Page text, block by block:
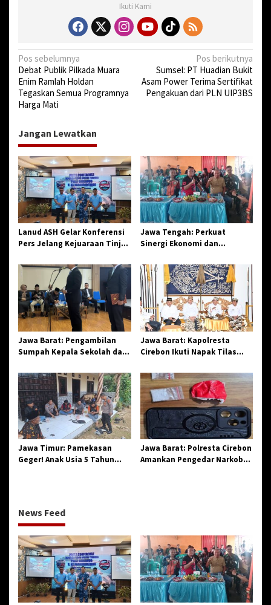
Ikuti Kami
N
a
v
i
g
a
s
i
p
o
s
Pos sebelumnya
Debat Publik Pilkada Muara
Enim Ramlah Holdan
Tegaskan Semua Programnya
Harga Mati
Pos berikutnya
Sumsel: PT Huadian Bukit
Asam Power Terima Sertifikat
Pengakuan dari PLN UIP3BS
Jangan Lewatkan
Lanud ASH Gelar Konferensi
Pers Jelang Kejuaraan Tinju
2026
Jawa Tengah: Perkuat
Sinergi Ekonomi dan
Jangkar Gelar Halal Bi Halal
di Losari
Jawa Barat: Pengambilan
Sumpah Kepala Sekolah dan
Penegasan Integritas
Aparatur Pendidikan dan
Birokrasi
Jawa Barat: Kapolresta
Cirebon Ikuti Napak Tilas
Sinergi dan Pelestarian
Sejarah
Jawa Timur: Pamekasan
Geger! Anak Usia 5 Tahun
Jawa Barat: Polresta Cirebon
Amankan Pengedar Narkoba
News Feed